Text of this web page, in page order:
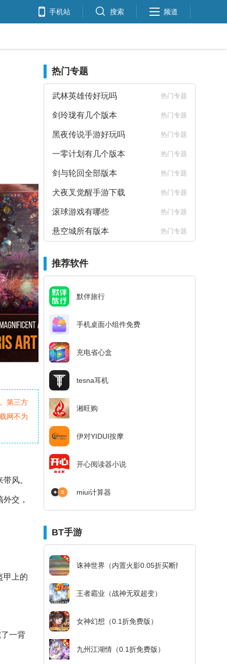
手机站 搜索 频道
第三方
网不为
风。
交，
甲上的
一背
热门专题
武林英雄传好玩吗 热门专题
剑玲珑有几个版本 热门专题
黑夜传说手游好玩吗 热门专题
一零计划有几个版本 热门专题
剑与轮回全部版本 热门专题
犬夜叉觉醒手游下载 热门专题
滚球游戏有哪些 热门专题
悬空城所有版本 热门专题
推荐软件
默伴旅行
手机桌面小组件免费
充电省心盒
tesna耳机
湘旺购
伊对YIDUI按摩
开心阅读器小说
miui计算器
BT手游
诛神世界（内置火影0.05折买断版）
王者霸业（战神无双超变）
女神幻想（0.1折免费版）
九州江湖情（0.1折免费版）